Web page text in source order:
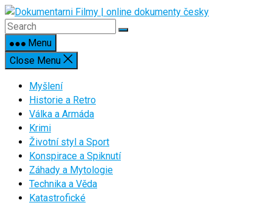
Skip
to
contentMenu
Close Menu
Myšlení
Historie a Retro
Válka a Armáda
Krimi
Životní styl a Sport
Konspirace a Spiknutí
Záhady a Mytologie
Technika a Věda
Katastrofické